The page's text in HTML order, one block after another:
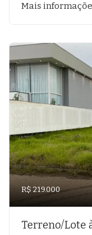
Mais
R$ 219.000
Terreno/Lote